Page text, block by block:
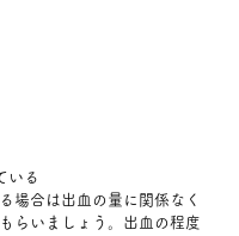
いる
場合は出血の量に関係なく
らいましょう。出血の程度